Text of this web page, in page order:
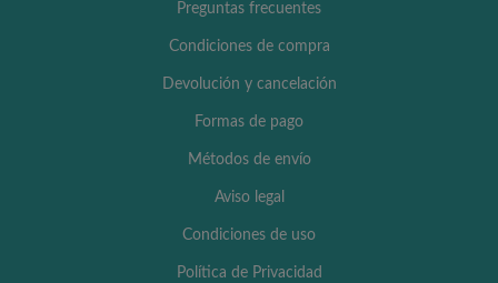
Preguntas frecuentes
Condiciones de compra
Devolución y cancelación
Formas de pago
Métodos de envío
Aviso legal
Condiciones de uso
Política de Privacidad